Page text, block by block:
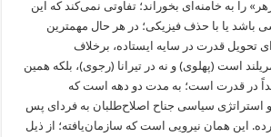
را به خامنه‌ای بخوراند؛ تفاوتی نمی‌کند که این
باشد یا با حذف فیزیکی؛ در هر حال مهمترین
تحویل قدرت در سایه ایستاده، برخلاف
است (پهلوی) و نه در تیرانا (رجوی)، بلکه همین
در قدرت است؛ به مدت دو دهه است که
و استراتژی سیاسی جناح اصلاح‌‌طلبان به فردای پس
این همان نیرویی است که سازمان‌یافته؛ از ذیل